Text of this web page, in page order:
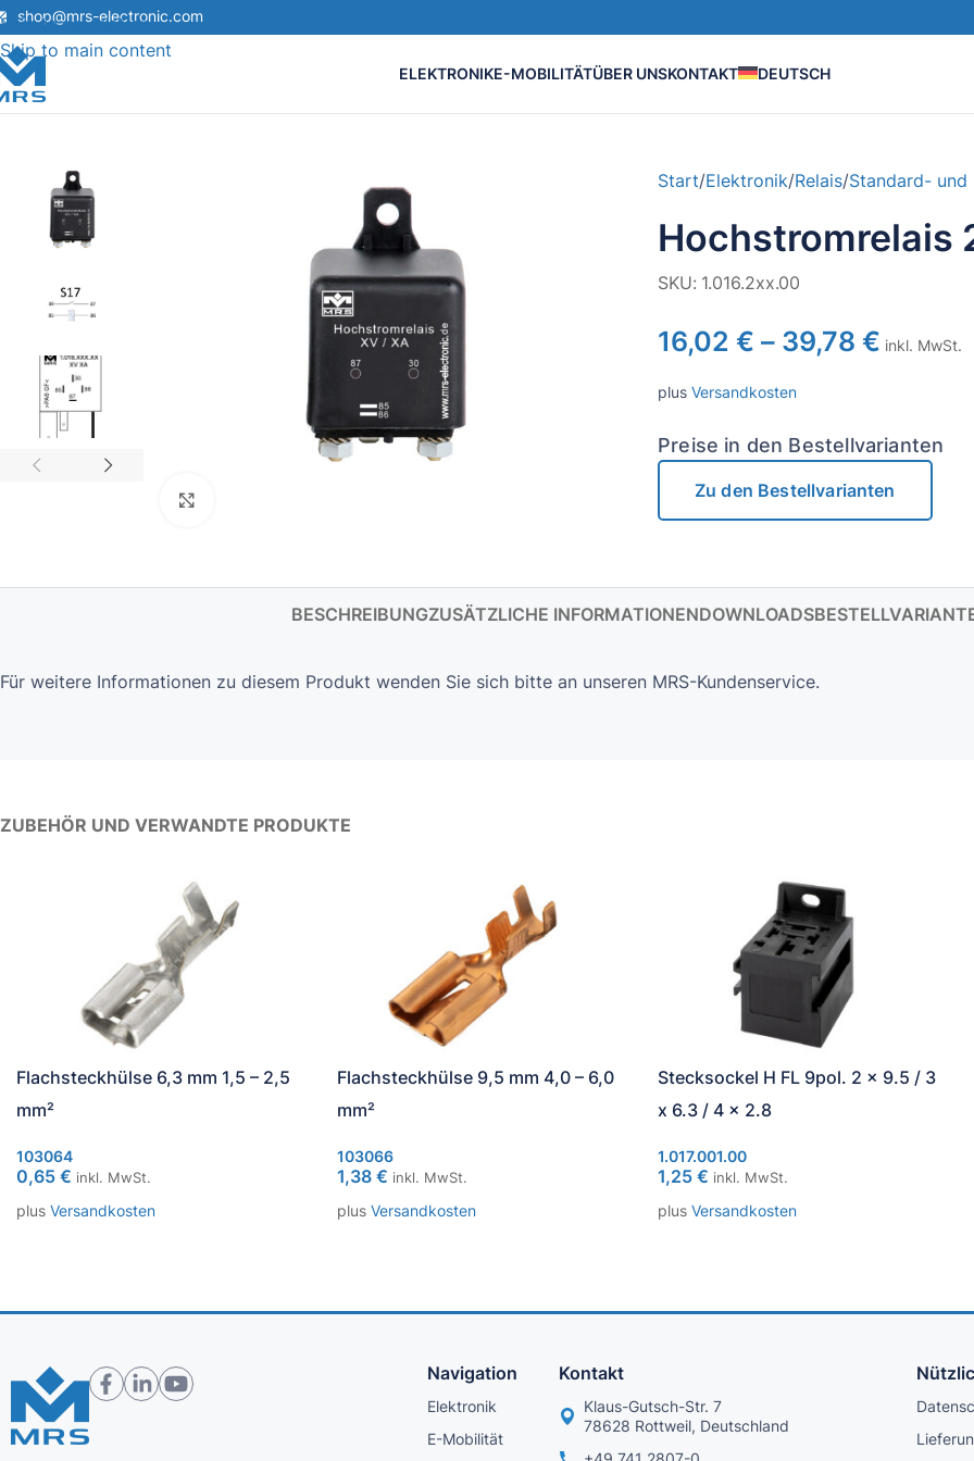
Skip to navigation
Skip to main content
shop@mrs-electronic.com
ELEKTRONIKE-MOBILITÄTÜBER UNSKONTAKT DEUTSCH
Start/Elektronik/Relais/Standard- und
Hochstromrelais
SKU:1.016.2xx.00
16,02 € – 39,78 € inkl. MwSt.
plus Versandkosten
Preise in den Bestellvarianten
Zu den Bestellvarianten
BESCHREIBUNGZUSÄTZLICHE INFORMATIONENDOWNLOADS
Für weitere Informationen zu diesem Produkt wenden Sie sich bitte an unseren MRS-Kundenservice.
ZUBEHÖR UND VERWANDTE PRODUKTE
Flachsteckhülse 6,3 mm 1,5 – 2,5
mm²
103064
0,65 € inkl. MwSt.
plus Versandkosten
Flachsteckhülse 9,5 mm 4,0 – 6,0
mm²
103066
1,38 € inkl. MwSt.
plus Versandkosten
Stecksockel H FL 9pol. 2 x 9.5 / 3
x 6.3 / 4 x 2.8
1.017.001.00
1,25 € inkl. MwSt.
plus Versandkosten
Navigation
Elektronik
E-Mobilität
Kontakt
Klaus-Gutsch-Str. 7
78628 Rottweil, Deutschland